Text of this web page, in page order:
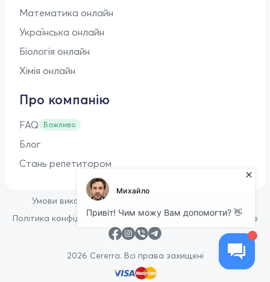
Математика онлайн
Українська онлайн
Біологія онлайн
Хімія онлайн
Про компанію
FAQ Важливо
Блог
Стань репетитором
2026 Cererra. Всі права захищені
Умови використання
Політика конфіденційності • Політика щодо файлів cookie